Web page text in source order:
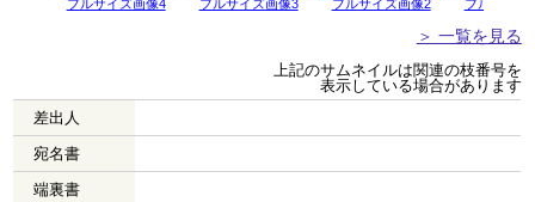
フルサイズ画像4 フルサイズ画像3 フルサイズ画像2 フルサイズ
＞ 一覧を見る
上記のサムネイルは関連の枝番号を
表示している場合があります
差出人
宛名書
端裏書